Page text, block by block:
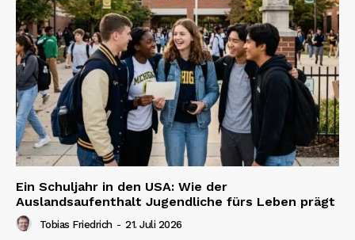
Ein Schuljahr in den USA: Wie der
Auslandsaufenthalt Jugendliche fürs Leben prägt
Tobias Friedrich - 21. Juli 2026